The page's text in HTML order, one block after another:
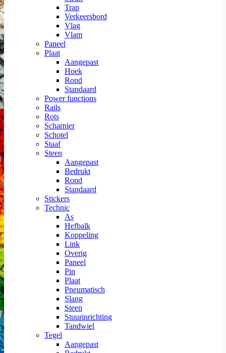
Trap
Verkeersbord
Vlag
Vlam
Paneel
Plaat
Aangepast
Hoek
Rond
Standaard
Power functions
Rails
Rots
Scharnier
Schotel
Staaf
Steen
Aangepast
Bedrukt
Rond
Standaard
Stickers
Technic
As
Hefbalk
Koppeling
Link
Overig
Paneel
Pin
Plaat
Pneumatisch
Slang
Steen
Stuurinrichting
Tandwiel
Tegel
Aangepast